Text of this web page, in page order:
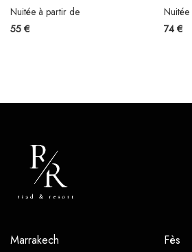
Nuitée à partir de
55 €
74 €
Marrakech Fès